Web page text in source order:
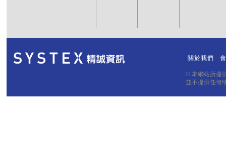
關於我們
© 本網站所提
並不提供任何